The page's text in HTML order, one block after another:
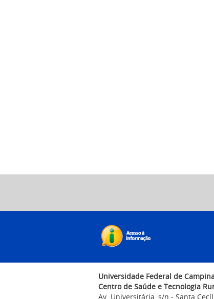
Universidade Federal de
Centro de Saúde e Tecnologia
Av. Universitária, s/n - Santa